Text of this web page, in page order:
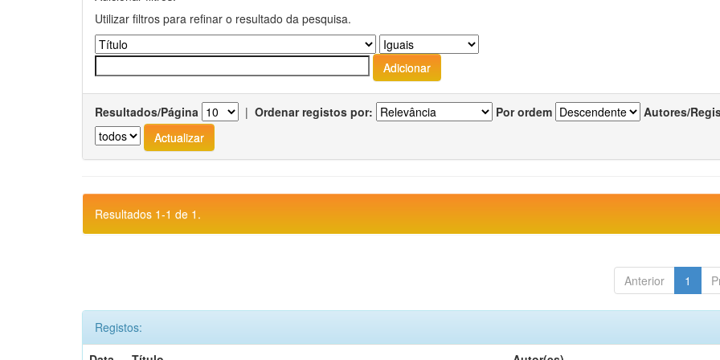
Utilizar filtros para refinar o resultado da pesquisa.
Resultados/Página | Ordenar registos por: Por ordem Autores/
Resultados 1-1 de 1.
Anterior 1
Registos: